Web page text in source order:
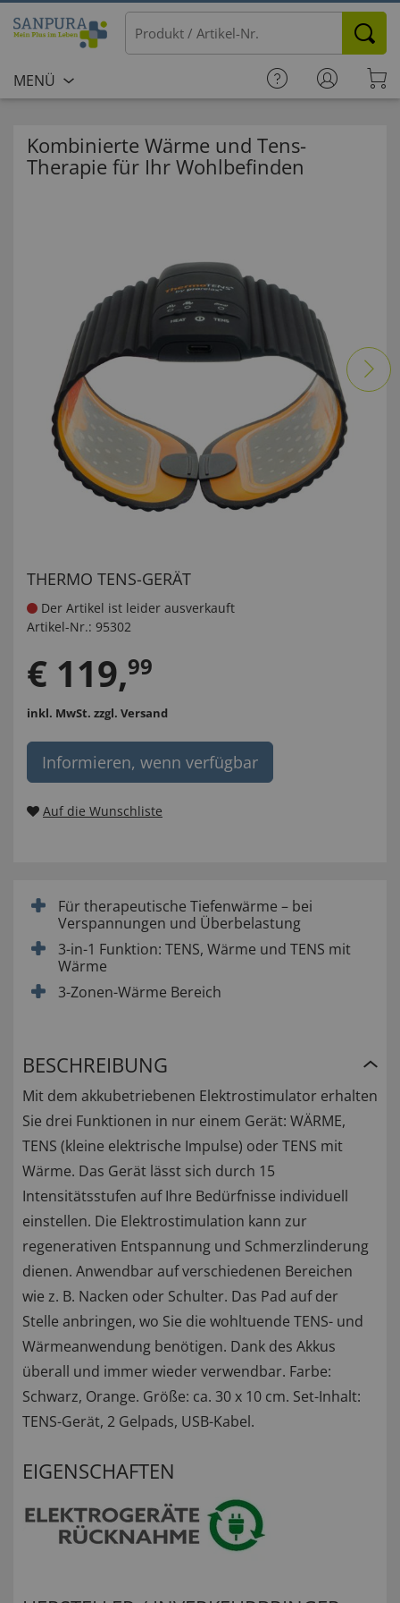
MENÜ
Kombinierte Wärme und Tens-
Therapie für Ihr Wohlbefinden
THERMO TENS-GERÄT
Der Artikel ist leider ausverkauft
Artikel-Nr.: 95302
€ 119,99
inkl. MwSt. zzgl. Versand
Informieren, wenn verfügbar
Auf die Wunschliste
Für therapeutische Tiefenwärme – bei
Verspannungen und Überbelastung
3-in-1 Funktion: TENS, Wärme und TENS mit
Wärme
3-Zonen-Wärme Bereich
BESCHREIBUNG
Mit dem akkubetriebenen Elektrostimulator erhalten
Sie drei Funktionen in nur einem Gerät: WÄRME,
TENS (kleine elektrische Impulse) oder TENS mit
Wärme. Das Gerät lässt sich durch 15
Intensitätsstufen auf Ihre Bedürfnisse individuell
einstellen. Die Elektrostimulation kann zur
regenerativen Entspannung und Schmerzlinderung
dienen. Anwendbar auf verschiedenen Bereichen
wie z. B. Nacken oder Schulter. Das Pad auf der
Stelle anbringen, wo Sie die wohltuende TENS- und
Wärmeanwendung benötigen. Dank des Akkus
überall und immer wieder verwendbar. Farbe:
Schwarz, Orange. Größe: ca. 30 x 10 cm. Set-Inhalt:
TENS-Gerät, 2 Gelpads, USB-Kabel.
EIGENSCHAFTEN